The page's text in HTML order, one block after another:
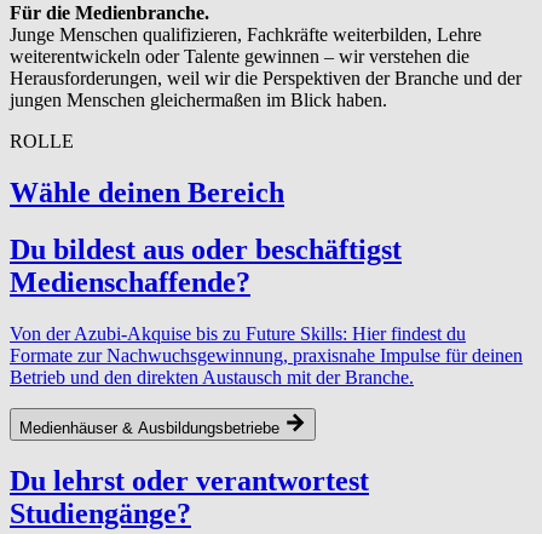
Für die Medienbranche.
Junge Menschen qualifizieren, Fachkräfte weiterbilden, Lehre
weiterentwickeln oder Talente gewinnen – wir verstehen die
Herausforderungen, weil wir die Perspektiven der Branche und der
jungen Menschen gleichermaßen im Blick haben.
ROLLE
Wähle deinen Bereich
Du bildest aus oder beschäftigst
Medienschaffende?
Von der Azubi-Akquise bis zu Future Skills: Hier findest du
Formate zur Nachwuchsgewinnung, praxisnahe Impulse für deinen
Betrieb und den direkten Austausch mit der Branche.
Medienhäuser & Ausbildungsbetriebe
Du lehrst oder verantwortest
Studiengänge?